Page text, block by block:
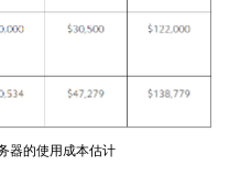
器的使用成本估计